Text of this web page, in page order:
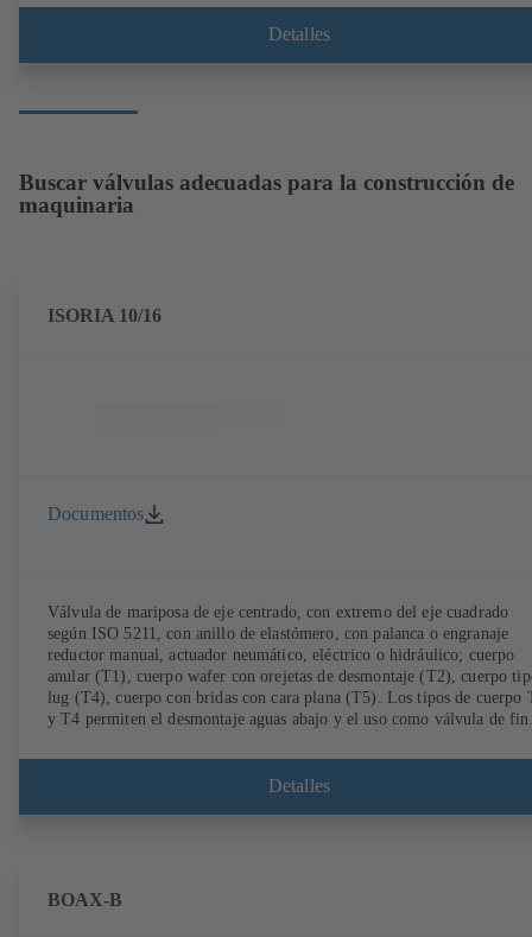
Detalles
Buscar válvulas adecuadas para la construcción de
maquinaria
ISORIA 10/16
Documentos
Válvula de mariposa de eje centrado, con extremo del eje cuadrado
según ISO 5211, con anillo de elastómero, con palanca o engranaje
reductor manual, actuador neumático, eléctrico o hidráulico; cuerpo
anular (T1), cuerpo wafer con orejetas de desmontaje (T2), cuerpo
lug (T4), cuerpo con bridas con cara plana (T5). Los tipos de cuerpo
y T4 permiten el desmontaje aguas abajo y el uso como válvula de
Detalles
BOAX-B